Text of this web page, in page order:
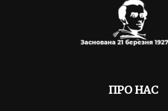
ПРО НАС